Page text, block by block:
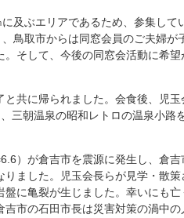
及ぶエリアであるため、参集して
鳥取市からは同窓会員のご夫婦が
そして、今後の同窓会活動に希望
共に帰られました。会食後、児玉
三朝温泉の昭和レトロの温泉小路
）が倉吉市を震源に発生し、倉吉
ました。児玉会長らが見学・散
に亀裂が生じました。幸いにも亡
市の石田市長は災害対策の渦中